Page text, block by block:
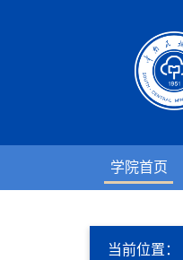
学院首页
当前位置：